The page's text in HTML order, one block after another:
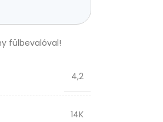
fülbevalóval!
4,2
14K